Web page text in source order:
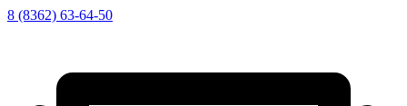
8 (8362) 63-64-50